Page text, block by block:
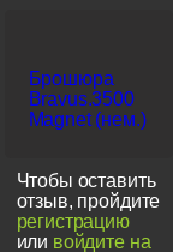
Брошюра
Bravus.3500
Magnet (нем.)
Чтобы оставить
отзыв, пройдите
регистрацию
или войдите на